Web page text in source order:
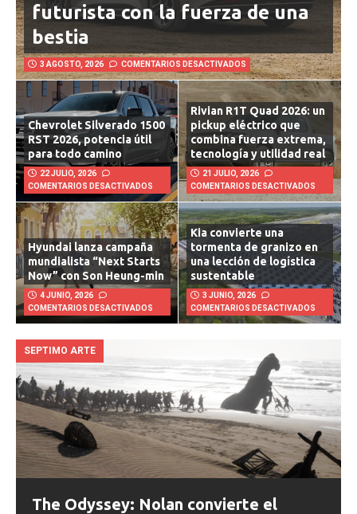
futurista con la fuerza de una
bestia
3 AGOSTO, 2026 COMENTARIOS DESACTIVADOS
Chevrolet Silverado 1500
RST 2026, potencia útil
para todo camino
22 JULIO, 2026
COMENTARIOS DESACTIVADOS
Rivian R1T Quad 2026: un
pickup eléctrico que
combina fuerza extrema,
tecnología y utilidad real
21 JULIO, 2026
COMENTARIOS DESACTIVADOS
Hyundai lanza campaña
mundialista “Next Starts
Now” con Son Heung-min
4 JUNIO, 2026
COMENTARIOS DESACTIVADOS
Kia convierte una
tormenta de granizo en
una lección de logística
sustentable
3 JUNIO, 2026
COMENTARIOS DESACTIVADOS
SEPTIMO ARTE
The Odyssey: Nolan convierte el